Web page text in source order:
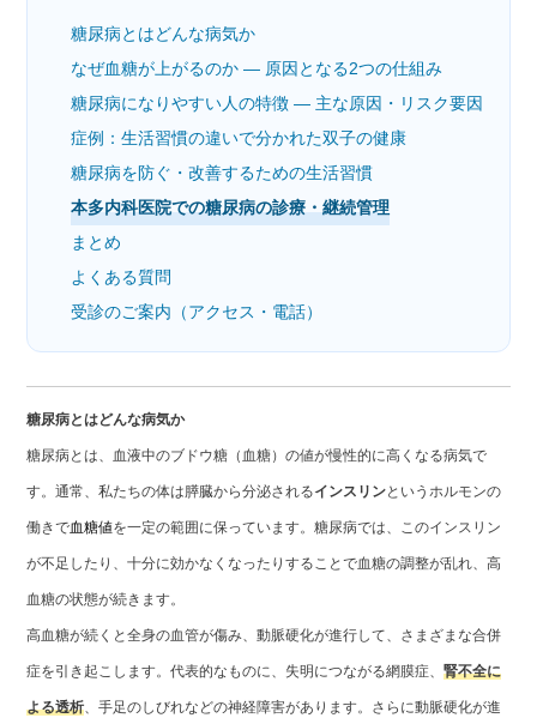
糖尿病とはどんな病気か
なぜ血糖が上がるのか ― 原因となる2つの仕組み
糖尿病になりやすい人の特徴 ― 主な原因・リスク要因
症例：生活習慣の違いで分かれた双子の健康
糖尿病を防ぐ・改善するための生活習慣
本多内科医院での糖尿病の診療・継続管理
まとめ
よくある質問
受診のご案内（アクセス・電話）
糖尿病とはどんな病気か
糖尿病とは、血液中のブドウ糖（血糖）の値が慢性的に高くなる病気で
す。通常、私たちの体は膵臓から分泌されるインスリンというホルモンの
働きで血糖値を一定の範囲に保っています。糖尿病では、このインスリン
が不足したり、十分に効かなくなったりすることで血糖の調整が乱れ、高
血糖の状態が続きます。
高血糖が続くと全身の血管が傷み、動脈硬化が進行して、さまざまな合併
症を引き起こします。代表的なものに、失明につながる網膜症、腎不全に
よる透析、手足のしびれなどの神経障害があります。さらに動脈硬化が進